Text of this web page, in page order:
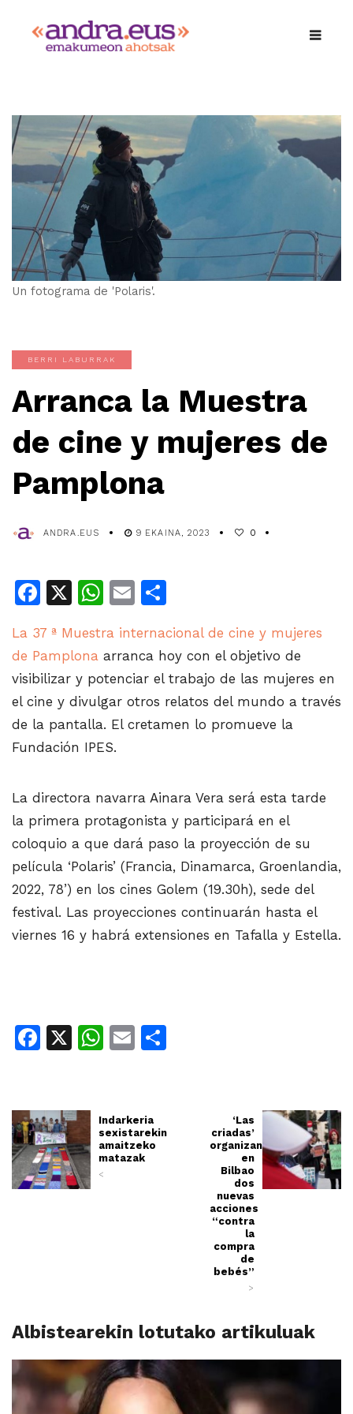
Un fotograma de 'Polaris'.
BERRI LABURRAK
Arranca la Muestra
de cine y mujeres de
Pamplona
ANDRA.EUS 9 EKAINA, 2023 0
Facebook
X WhatsApp
Email
La 37 ª Muestra internacional de cine y mujeres
de Pamplona arranca hoy con el objetivo de
visibilizar y potenciar el trabajo de las mujeres en
el cine y divulgar otros relatos del mundo a través
de la pantalla. El cretamen lo promueve la
Fundación IPES.
La directora navarra Ainara Vera será esta tarde
la primera protagonista y participará en el
coloquio a que dará paso la proyección de su
película ‘Polaris’ (Francia, Dinamarca, Groenlandia,
2022, 78’) en los cines Golem (19.30h), sede del
festival. Las proyecciones continuarán hasta el
viernes 16 y habrá extensiones en Tafalla y Estella.
Facebook
X WhatsApp
Email
Indarkeria
sexistarekin
amaitzeko
matazak
<
‘Las
criadas’
organizan
en
Bilbao
dos
nuevas
acciones
“contra
la
compra
de
bebés”
>
Albistearekin lotutako artikuluak